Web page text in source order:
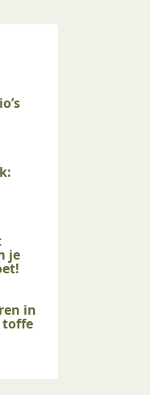
je
in
toffe